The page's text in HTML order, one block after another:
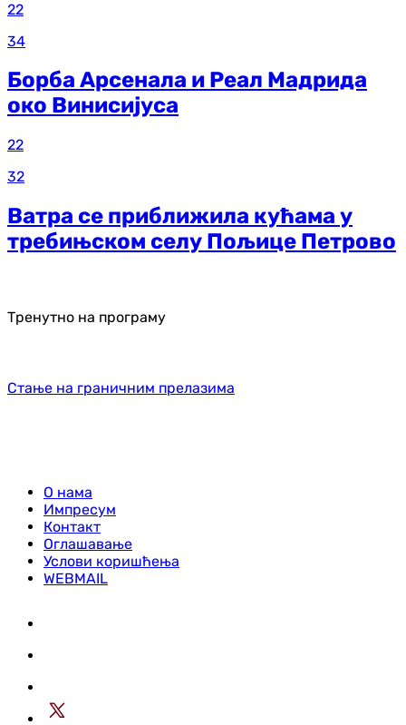
22
34
Борба Арсенала и Реал Мадрида
око Винисијуса
22
32
Ватра се приближила кућама у
требињском селу Пољице Петрово
Тренутно на програму
Стање на граничним прелазима
О нама
Импресум
Контакт
Оглашавање
Услови коришћења
WEBMAIL